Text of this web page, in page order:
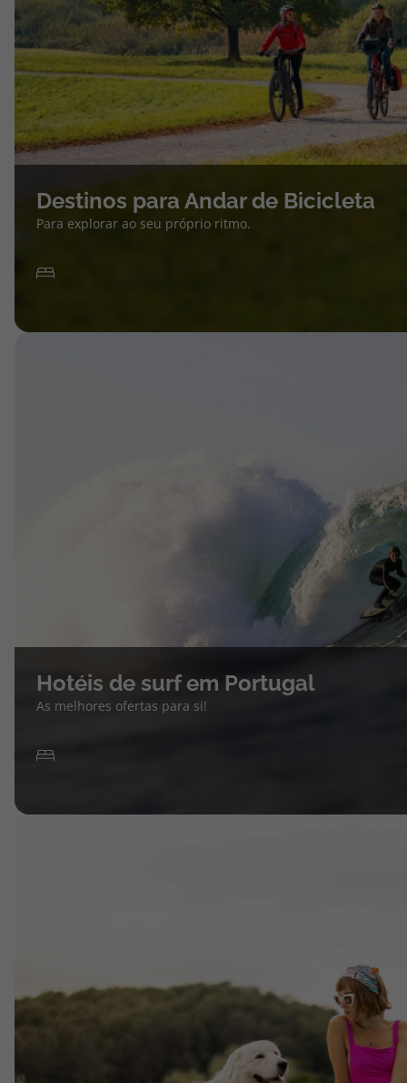
Destinos para Andar de Bicicleta
Para explorar ao seu próprio ritmo.
Hotéis de surf em Portugal
As melhores ofertas para si!